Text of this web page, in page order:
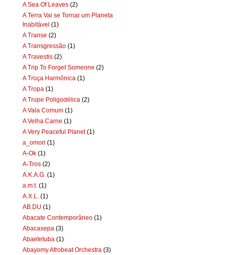
A Sea Of Leaves (2)
A Terra Vai se Tornar um Planeta
Inabitável (1)
A Transe (2)
A Transgressão (1)
A Travestis (2)
A Trip To Forget Someone (2)
A Troça Harmônica (1)
A Tropa (1)
A Trupe Poligodélica (2)
A Vala Comum (1)
A Velha Carne (1)
A Very Peaceful Planet (1)
a_omori (1)
A-Ok (1)
A-Tros (2)
A.K.A.G. (1)
a.m.t. (1)
A.X.L.
(1)
AB.DU (1)
Abacate Contemporâneo (1)
Abacaxepa (3)
Abaetetuba (1)
Abayomy Afrobeat Orchestra (3)